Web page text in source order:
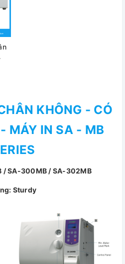
KHÔNG - CÓ
MÁY IN SA - MB
SA-300MB / SA-302MB
Sturdy